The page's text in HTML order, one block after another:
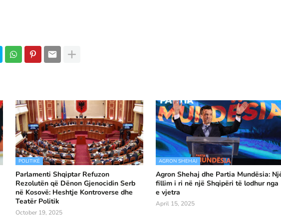
POLITIKË
Parlamenti Shqiptar Refuzon
Rezolutën që Dënon Gjenocidin Serb
në Kosovë: Heshtje Kontroverse dhe
Teatër Politik
October 19, 2025
AGRON SHEHAJ
Agron Shehaj dhe Partia Mundësia:
fillim i ri në një Shqipëri të lodhur nga
e vjetra
April 15, 2025